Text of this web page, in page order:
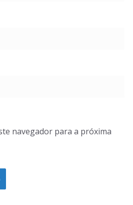
navegador para a próxima